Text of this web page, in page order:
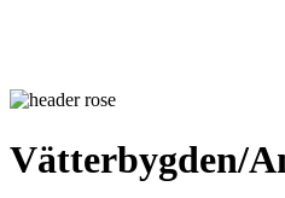
Vätterbygden/